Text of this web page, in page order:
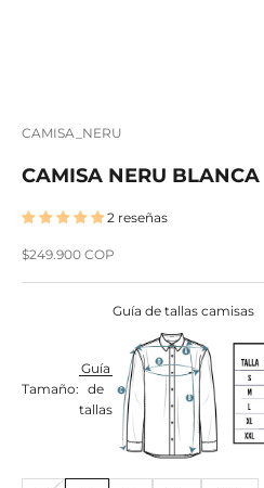
CAMISA_NERU
CAMISA NERU BLANCA
2 reseñas
Precio de oferta
$249.900 COP
Tamaño:
Guía
de
tallas
Guía de tallas camisas